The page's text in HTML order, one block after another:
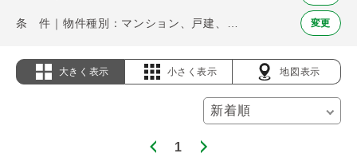
変更
大きく表示 小さく表示 地図表示
1